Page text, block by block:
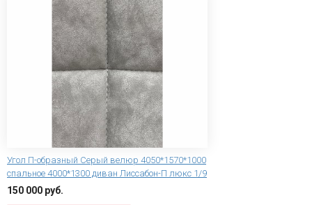
Угол П-образный Серый велюр 4050*1570*1000
спальное 4000*1300 диван Лиссабон-П люкс 1/9
150 000 руб.